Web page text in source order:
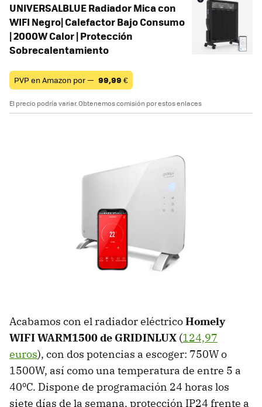
UNIVERSALBLUE Radiador Mica con
WIFI Negro| Calefactor Bajo Consumo
| 2000W Calor | Protección
Sobrecalentamiento
PVP en Amazon por — 99,99 €
El precio podría variar. Obtenemos comisión por estos enlaces
Acabamos con el radiador eléctricoHomely
WIFI WARM1500 de GRIDINLUX (124,97
euros), con dos potencias a escoger: 750W o
1500W, así como una temperatura de entre 5 a
40ºC. Dispone de programación 24 horas los
siete días de la semana, protección IP24 frente a